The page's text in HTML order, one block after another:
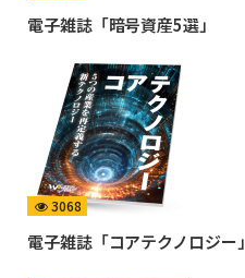
電子雑誌「暗号資産5選」
3068
電子雑誌「コアテクノロジー」